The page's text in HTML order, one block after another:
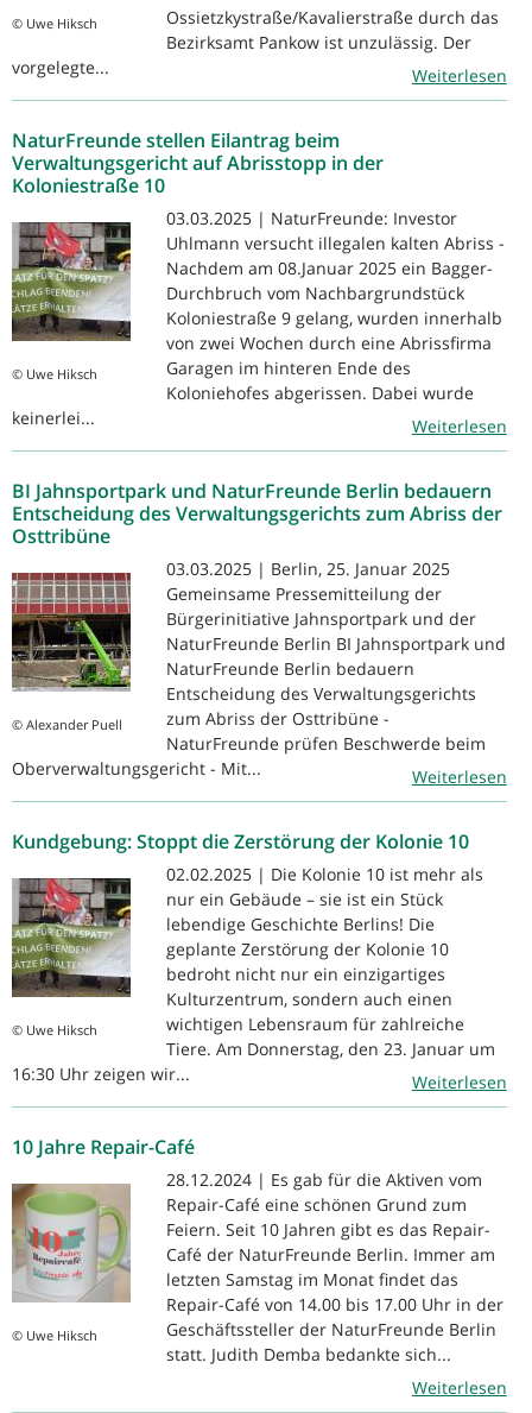
© Uwe Hiksch
Ossietzkystraße/Kavalierstraße durch das
Bezirksamt Pankow ist unzulässig. Der
vorgelegte...
Weiterlesen
NaturFreunde stellen Eilantrag beim
Verwaltungsgericht auf Abrisstopp in der
Koloniestraße 10
© Uwe Hiksch
03.03.2025 | NaturFreunde: Investor
Uhlmann versucht illegalen kalten Abriss -
Nachdem am 08.Januar 2025 ein Bagger-
Durchbruch vom Nachbargrundstück
Koloniestraße 9 gelang, wurden innerhalb
von zwei Wochen durch eine Abrissfirma
Garagen im hinteren Ende des
Koloniehofes abgerissen. Dabei wurde
keinerlei...
Weiterlesen
BI Jahnsportpark und NaturFreunde Berlin bedauern
Entscheidung des Verwaltungsgerichts zum Abriss der
Osttribüne
© Alexander Puell
03.03.2025 | Berlin, 25. Januar 2025
Gemeinsame Pressemitteilung der
Bürgerinitiative Jahnsportpark und der
NaturFreunde Berlin BI Jahnsportpark und
NaturFreunde Berlin bedauern
Entscheidung des Verwaltungsgerichts
zum Abriss der Osttribüne -
NaturFreunde prüfen Beschwerde beim
Oberverwaltungsgericht - Mit...
Weiterlesen
Kundgebung: Stoppt die Zerstörung der Kolonie 10
© Uwe Hiksch
02.02.2025 | Die Kolonie 10 ist mehr als
nur ein Gebäude – sie ist ein Stück
lebendige Geschichte Berlins! Die
geplante Zerstörung der Kolonie 10
bedroht nicht nur ein einzigartiges
Kulturzentrum, sondern auch einen
wichtigen Lebensraum für zahlreiche
Tiere. Am Donnerstag, den 23. Januar um
16:30 Uhr zeigen wir...
Weiterlesen
10 Jahre Repair-Café
© Uwe Hiksch
28.12.2024 | Es gab für die Aktiven vom
Repair-Café eine schönen Grund zum
Feiern. Seit 10 Jahren gibt es das Repair-
Café der NaturFreunde Berlin. Immer am
letzten Samstag im Monat findet das
Repair-Café von 14.00 bis 17.00 Uhr in der
Geschäftssteller der NaturFreunde Berlin
statt. Judith Demba bedankte sich...
Weiterlesen